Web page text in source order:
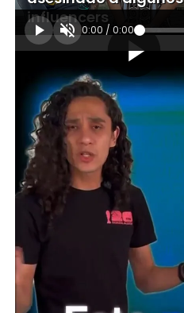
influencers
0:00 / 0:00
[Publicidad]